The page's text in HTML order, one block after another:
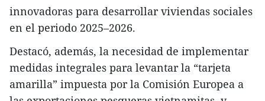
innovadoras para desarrollar viviendas sociales
en el periodo 2025–2026.
Destacó, además, la necesidad de implementar
medidas integrales para levantar la “tarjeta
amarilla” impuesta por la Comisión Europea a